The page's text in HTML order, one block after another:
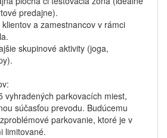
predajne).
a zamestnancov v rámci
skupinové aktivity (joga,
vyhradených parkovacích miest,
súčasťou prevodu. Budúcemu
parkovanie, ktoré je v
limitované.